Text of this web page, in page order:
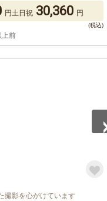
円土日祝 30,360 円
上前
撮影を心がけています